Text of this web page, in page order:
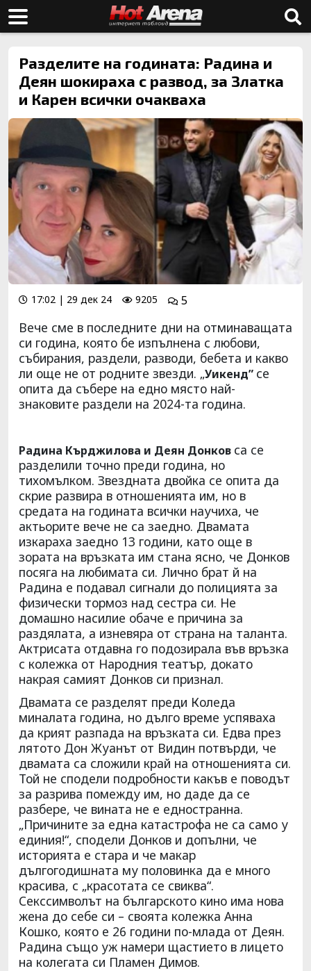
Разделите на годината: Радина и
Деян шокираха с развод, за Златка
и Карен всички очакваха
17:02 | 29 дек 24 9205 5
Вече сме в последните дни на отминаващата
си година, която бе изпълнена с любови,
събирания, раздели, разводи, бебета и какво
ли още не от родните звезди. „Уикенд” се
опита да събере на едно място най-
знаковите раздели на 2024-та година.
Радина Кърджилова и Деян Донков са се
разделили точно преди година, но
тихомълком. Звездната двойка се опита да
скрие развира в отношенията им, но в
средата на годината всички научиха, че
актьорите вече не са заедно. Двамата
изкараха заедно 13 години, като още в
зората на връзката им стана ясно, че Донков
посяга на любимата си. Лично брат й на
Радина е подавал сигнали до полицията за
физически тормоз над сестра си. Не
домашно насилие обаче е причина за
раздялата, а изневяра от страна на таланта.
Актрисата отдавна го подозирала във връзка
с колежка от Народния театър, докато
накрая самият Донков си признал.
Двамата се разделят преди Коледа
миналата година, но дълго време успяваха
да крият разпада на връзката си. Едва през
лятото Дон Жуанът от Видин потвърди, че
двамата са сложили край на отношенията си.
Той не сподели подробности какъв е поводът
за разрива помежду им, но даде да се
разбере, че вината не е едностранна.
„Причините за една катастрофа не са само у
единия!“, сподели Донков и допълни, че
историята е стара и че макар
дългогодишната му половинка да е много
красива, с „красотата се свиква“.
Секссимволът на българското кино има нова
жена до себе си – своята колежка Анна
Кошко, която е 26 години по-млада от Деян.
Радина също уж намери щастието в лицето
на колегата си Пламен Димов.